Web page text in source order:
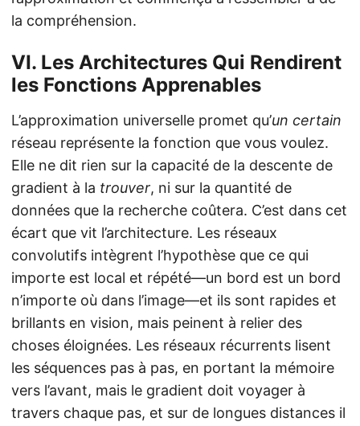
la compréhension.
VI. Les Architectures Qui Rendirent
les Fonctions Apprenables
L’approximation universelle promet qu’un certain
réseau représente la fonction que vous voulez.
Elle ne dit rien sur la capacité de la descente de
gradient à la trouver, ni sur la quantité de
données que la recherche coûtera. C’est dans cet
écart que vit l’architecture. Les réseaux
convolutifs intègrent l’hypothèse que ce qui
importe est local et répété—un bord est un bord
n’importe où dans l’image—et ils sont rapides et
brillants en vision, mais peinent à relier des
choses éloignées. Les réseaux récurrents lisent
les séquences pas à pas, en portant la mémoire
vers l’avant, mais le gradient doit voyager à
travers chaque pas, et sur de longues distances il